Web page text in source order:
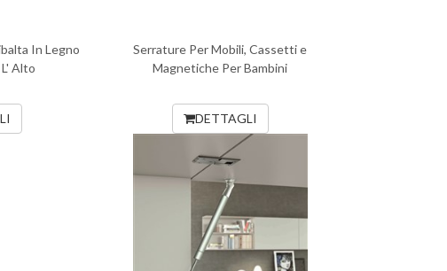
In Legno
Alto
Serrature Per Mobili, Cassetti e
Magnetiche Per Bambini
DETTAGLI